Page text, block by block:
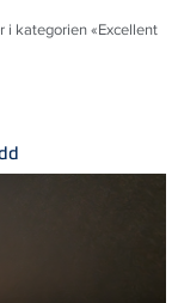
i kategorien «Excellent